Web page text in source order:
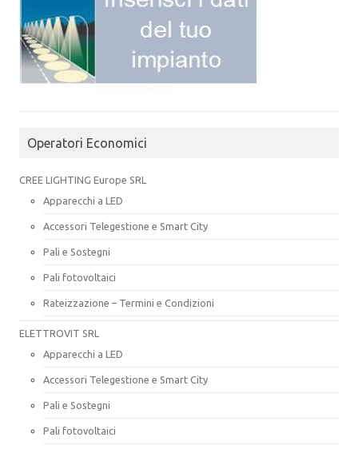
Operatori Economici
CREE LIGHTING Europe SRL
Apparecchi a LED
Accessori Telegestione e Smart City
Pali e Sostegni
Pali fotovoltaici
Rateizzazione – Termini e Condizioni
ELETTROVIT SRL
Apparecchi a LED
Accessori Telegestione e Smart City
Pali e Sostegni
Pali fotovoltaici